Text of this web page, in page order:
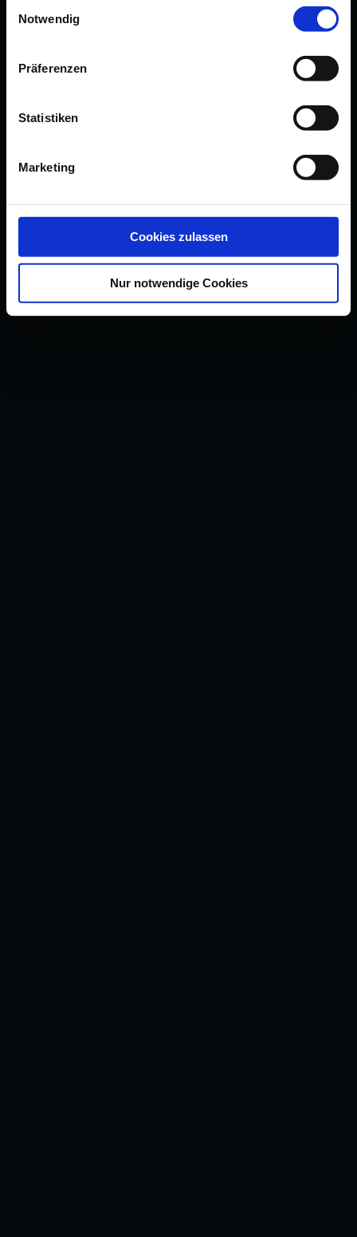
Notwendig
Präferenzen
Statistiken
Marketing
Cookies zulassen
Nur notwendige Cookies